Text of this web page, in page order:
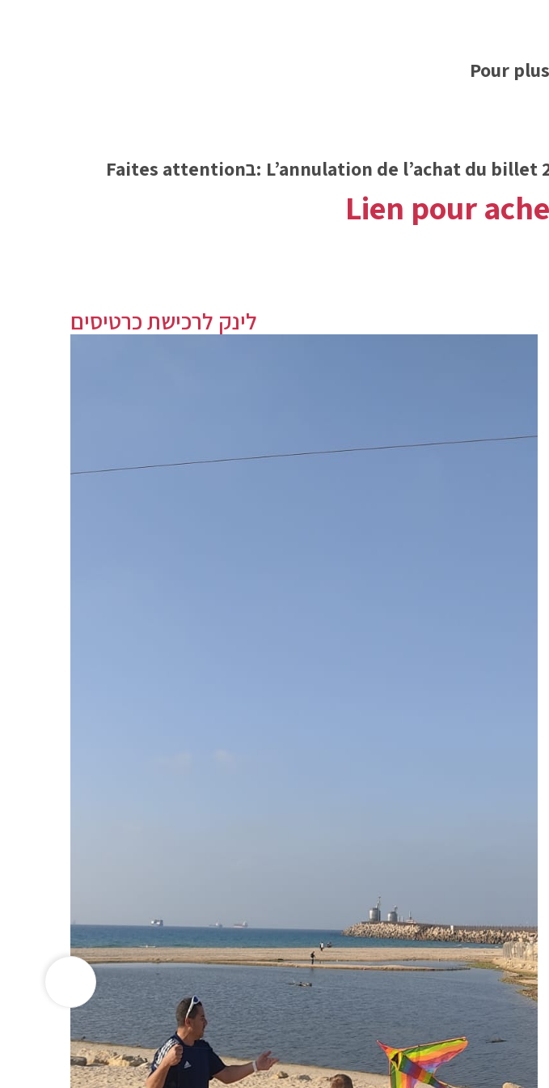
Pour
Faites attentionב: L’annulation de l’achat du
Lien pour
לינק לרכישת כרטיסים